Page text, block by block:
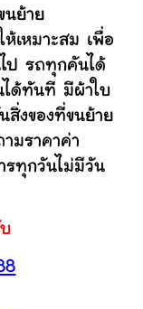
นย้าย
ห้เหมาะสม เพื่อ
ไป รถทุกคันได้
ได้ทันที มีผ้าใบ
งของที่ขนย้าย
มราคาค่า
รทุกวันไม่มีวัน